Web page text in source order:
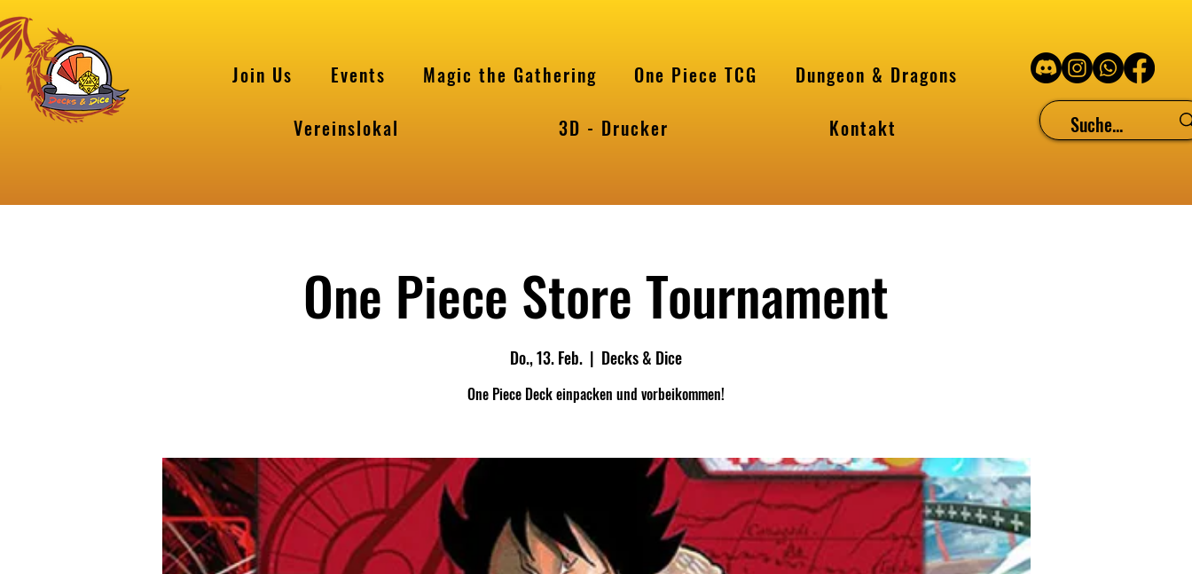
Join Us Events Magic the Gathering One Piece TCG
Dungeon & Dragons
Vereinslokal
3D - Drucker Kontakt
One Piece Store Tournament
Do., 13. Feb.
  |
Decks & Dice
One Piece Deck einpacken und vorbeikommen!